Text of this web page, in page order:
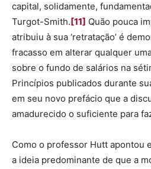
capital, solidamente,
Turgot-Smith.[11] Quão pouca
atribuiu à sua ‘retratação’ é
fracasso em alterar qualquer
sobre o fundo de salários na
Princípios publicados durante
em seu novo prefácio que a
amadurecido o suficiente para
Como o professor Hutt apontou
a ideia predominante de que a